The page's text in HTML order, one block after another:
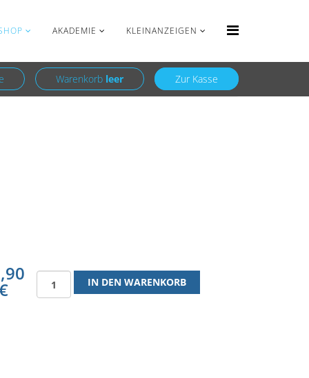
AKADEMIE KLEINANZEIGEN
Warenkorb leer Zur Kasse